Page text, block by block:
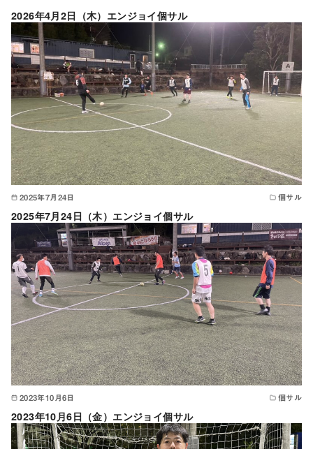
2026年4月2日（木）エンジョイ個サル
2025年7月24日 個サル
2025年7月24日（木）エンジョイ個サル
2023年10月6日 個サル
2023年10月6日（金）エンジョイ個サル